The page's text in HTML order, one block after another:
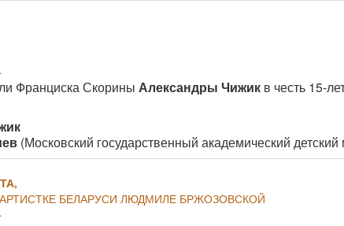
Франциска Скорины Александры Чижик в честь 15-
(Московский государственный академический
БЕЛАРУСИ ЛЮДМИЛЕ БРЖОЗОВСКОЙ